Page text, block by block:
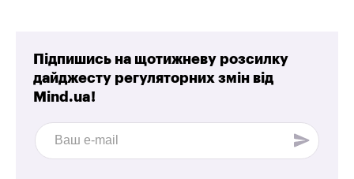
Підпишись на щотижневу розсилку
дайджесту регуляторних змін від
Mind.ua!